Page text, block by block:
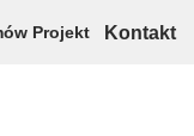
Projekt Kontakt